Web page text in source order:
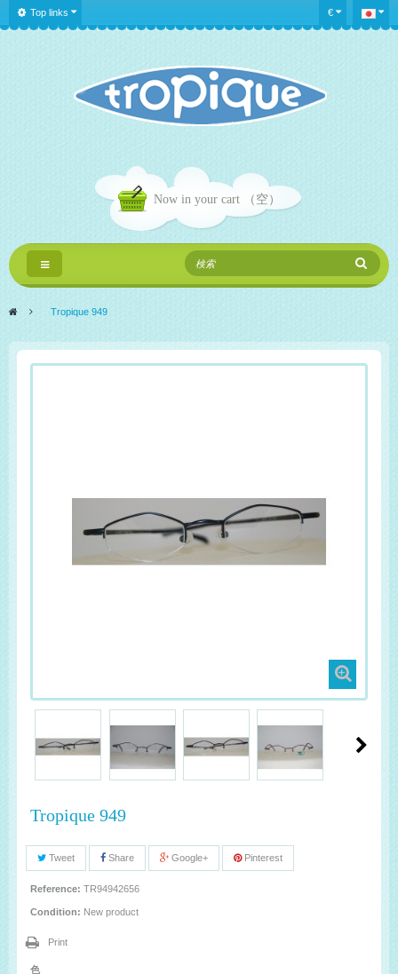
€
Top links
Now in your cart （空）
Toggle
navigation
> Tropique 949
Tropique 949
Tweet Share Google+ Pinterest
Reference: TR94942656
Condition: New product
Print
色